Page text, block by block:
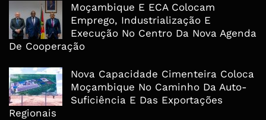
Moçambique E ECA Colocam
Emprego, Industrialização E
Execução No Centro Da Nova Agenda
De Cooperação
Nova Capacidade Cimenteira Coloca
Moçambique No Caminho Da Auto-
Suficiência E Das Exportações
Regionais